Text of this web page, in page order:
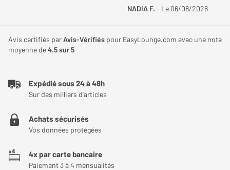
le changement d'interlocuteur et
commercial a pu être maintenu.
NADIA F. - Le 06/08/2026
Avis certifiés parAvis-Vérifiés pour EasyLounge.com avec une note
moyenne de4.5sur 5
Expédié sous 24 à 48h
Sur des milliers d'articles
Achats sécurisés
Vos données protégées
4x par carte bancaire
Paiement 3 à 4 mensualités